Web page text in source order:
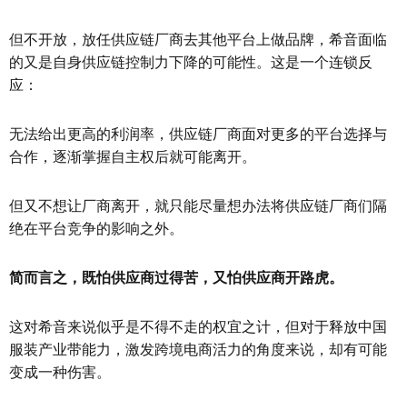
但不开放，放任供应链厂商去其他平台上做品牌，希音面临
的又是自身供应链控制力下降的可能性。这是一个连锁反
应：
无法给出更高的利润率，供应链厂商面对更多的平台选择与
合作，逐渐掌握自主权后就可能离开。
但又不想让厂商离开，就只能尽量想办法将供应链厂商们隔
绝在平台竞争的影响之外。
简而言之，既怕供应商过得苦，又怕供应商开路虎。
这对希音来说似乎是不得不走的权宜之计，但对于释放中国
服装产业带能力，激发跨境电商活力的角度来说，却有可能
变成一种伤害。